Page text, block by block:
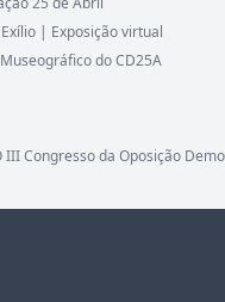
| Exposição virtual
do CD25A
III Congresso da Oposição